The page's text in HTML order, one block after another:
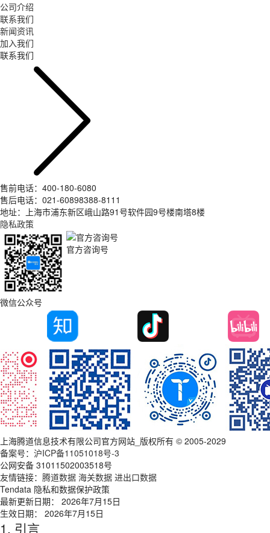
公司介绍
联系我们
新闻资讯
加入我们
联系我们
售前电话：400-180-6080
售后电话：021-60898388-8111
地址：上海市浦东新区峨山路91号软件园9号楼南塔8楼
隐私政策
微信公众号
官方咨询号
上海腾道信息技术有限公司官方网站_版权所有 © 2005-2029
备案号： 沪ICP备11051018号-3
公网安备 31011502003518号
友情链接： 腾道数据 海关数据 进出口数据
Tendata 隐私和数据保护政策
最新更新日期： 2026年7月15日
生效日期： 2026年7月15日
1. 引言